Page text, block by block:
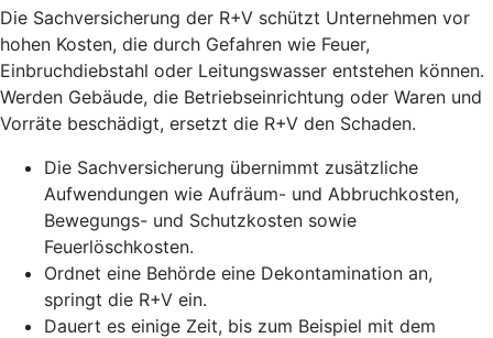
Die Sachversicherung der R+V schützt Unternehmen vor
hohen Kosten, die durch Gefahren wie Feuer,
Einbruchdiebstahl oder Leitungswasser entstehen können.
Werden Gebäude, die Betriebseinrichtung oder Waren und
Vorräte beschädigt, ersetzt die R+V den Schaden.
Die Sachversicherung übernimmt zusätzliche
Aufwendungen wie Aufräum- und Abbruchkosten,
Bewegungs- und Schutzkosten sowie
Feuerlöschkosten.
Ordnet eine Behörde eine Dekontamination an,
springt die R+V ein.
Dauert es einige Zeit, bis zum Beispiel mit dem